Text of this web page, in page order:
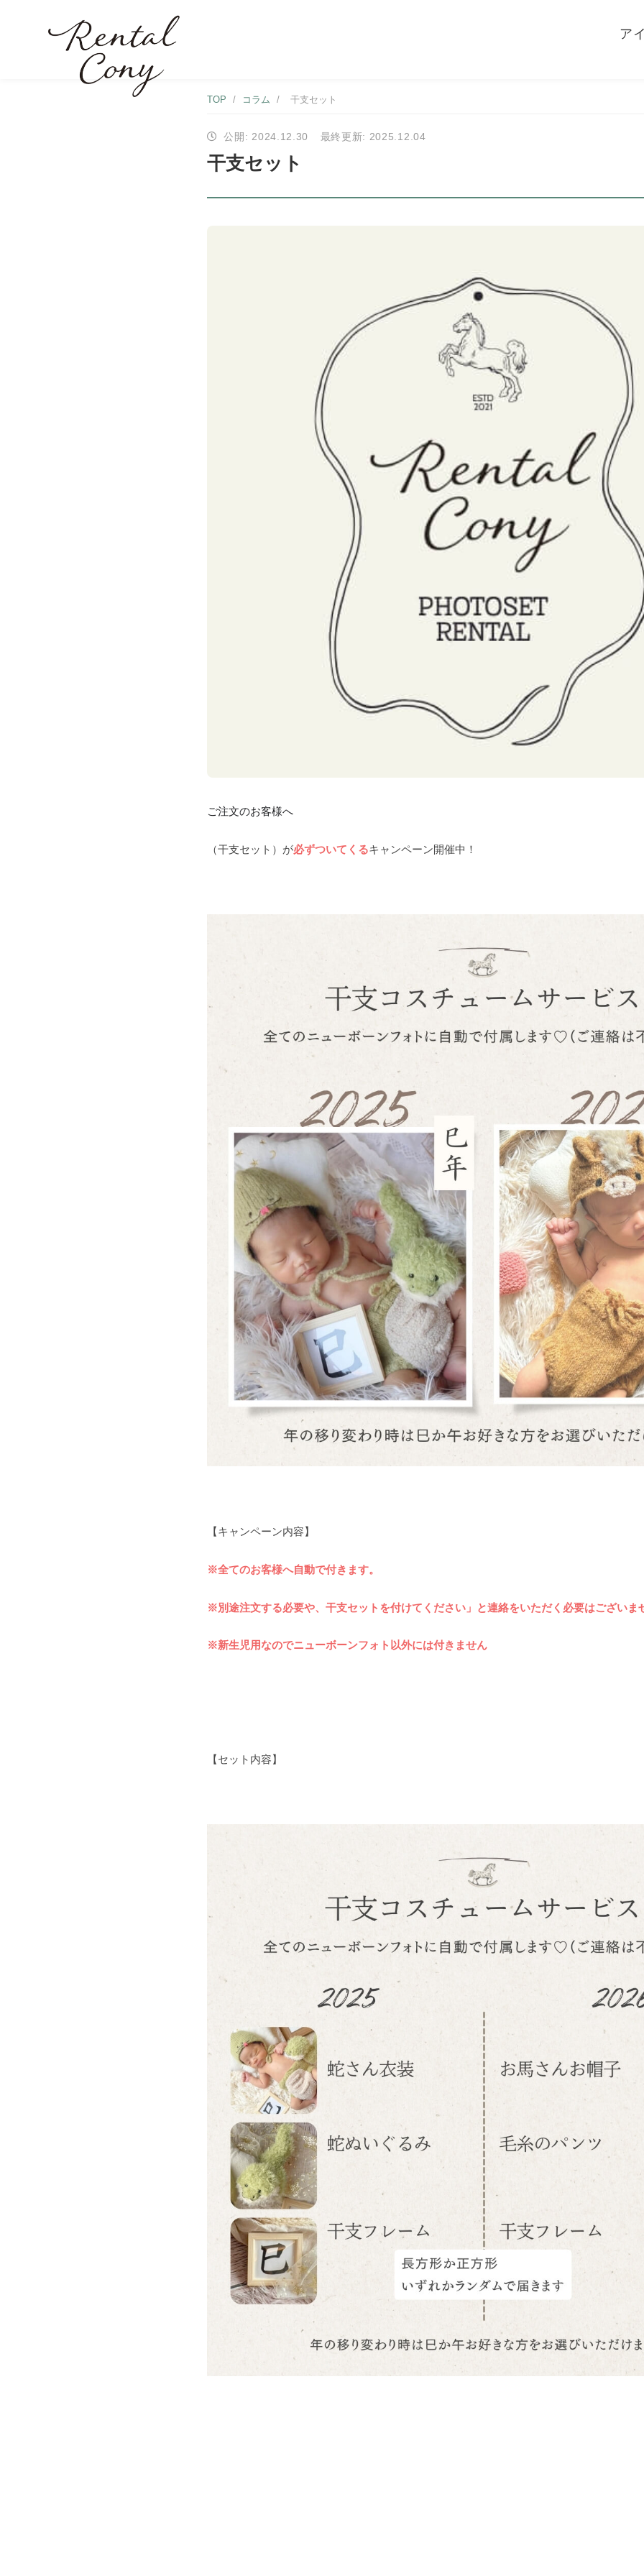
ア
TOP / コラム / 干支セット
公開: 2024.12.30 最終更新: 2025.12.04
干支セット
ご注文のお客様へ
（干支セット）が必ずついてくるキャンペーン開催中！
【キャンペーン内容】
※全てのお客様へ自動で付きます。
※別途注文する必要や、干支セットを付けてください」と連絡をいただく必要はございま
※新生児用なのでニューボーンフォト以外には付きません
【セット内容】